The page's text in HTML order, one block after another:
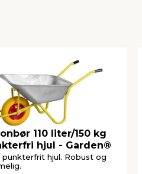
110 liter/150 kg
hjul - Garden®
punkterfrit hjul. Robust og